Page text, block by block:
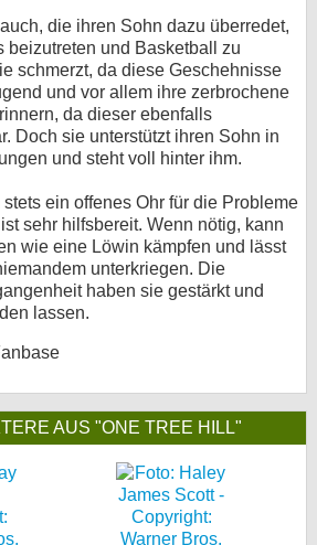
die ihren Sohn dazu überredet,
beizutreten und Basketball zu
schmerzt, da diese Geschehnisse
und vor allem ihre zerbrochene
da dieser ebenfalls
Doch sie unterstützt ihren Sohn in
und steht voll hinter ihm.
ein offenes Ohr für die Probleme
sehr hilfsbereit. Wenn nötig, kann
wie eine Löwin kämpfen und lässt
unterkriegen. Die
haben sie gestärkt und
lassen.
AUS "ONE TREE HILL"